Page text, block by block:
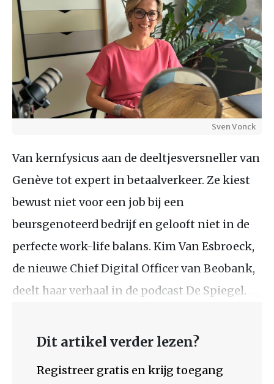
Sven Vonck
Van kernfysicus aan de deeltjesversneller van
Genève tot expert in betaalverkeer. Ze kiest
bewust niet voor een job bij een
beursgenoteerd bedrijf en gelooft niet in de
perfecte work-life balans. Kim Van Esbroeck,
de nieuwe Chief Digital Officer van Beobank,
deelt haar verhaal in de podcast De Spiegel.
Dit artikel verder lezen?
Registreer gratis en krijg toegang